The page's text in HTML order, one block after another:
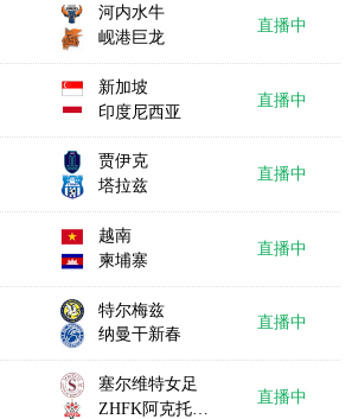
河内水牛
岘港巨龙
直播中
新加坡
印度尼西亚
直播中
贾伊克
塔拉兹
直播中
越南
柬埔寨
直播中
特尔梅兹
纳曼干新春
直播中
塞尔维特女足
ZHFK阿克托比女足
直播中